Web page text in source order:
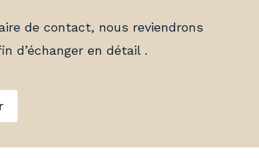
de contact, nous reviendrons
d’échanger en détail .